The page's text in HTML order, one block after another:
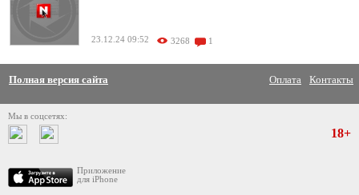
23.12.24 09:52 3268 1
Полная версия сайта Оплата Контакты
Мы в соцсетях:
Приложение
для iPhone
18+